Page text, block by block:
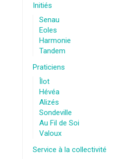
Initiés
Senau
Eoles
Harmonie
Tandem
Praticiens
Îlot
Hévéa
Alizés
Sondeville
Au Fil de Soi
Valoux
Service à la collectivité